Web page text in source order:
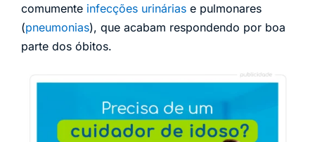
comumente infecções urinárias e pulmonares
(pneumonias), que acabam respondendo por boa
parte dos óbitos.